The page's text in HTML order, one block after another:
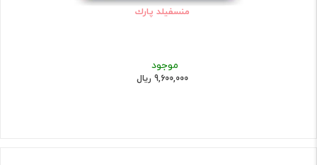
منسفيلد پارك
موجود
9,600,000 ریال